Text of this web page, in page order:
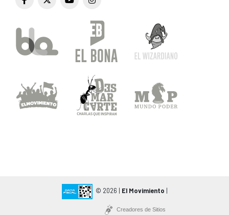
© 2026 | El Movimiento |
Creadores de Sitios